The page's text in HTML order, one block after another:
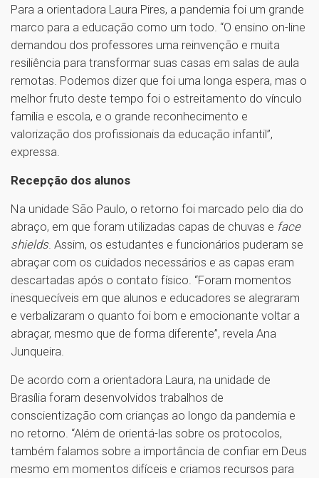
Para a orientadora Laura Pires, a pandemia foi um grande
marco para a educação como um todo. “O ensino on-line
demandou dos professores uma reinvenção e muita
resiliência para transformar suas casas em salas de aula
remotas. Podemos dizer que foi uma longa espera, mas o
melhor fruto deste tempo foi o estreitamento do vínculo
família e escola, e o grande reconhecimento e
valorização dos profissionais da educação infantil”,
expressa.
Recepção dos alunos
Na unidade São Paulo, o retorno foi marcado pelo dia do
abraço, em que foram utilizadas capas de chuvas e face
shields . Assim, os estudantes e funcionários puderam se
abraçar com os cuidados necessários e as capas eram
descartadas após o contato físico. “Foram momentos
inesquecíveis em que alunos e educadores se alegraram
e verbalizaram o quanto foi bom e emocionante voltar a
abraçar, mesmo que de forma diferente”, revela Ana
Junqueira.
De acordo com a orientadora Laura, na unidade de
Brasília foram desenvolvidos trabalhos de
conscientização com crianças ao longo da pandemia e
no retorno. “Além de orientá-las sobre os protocolos,
também falamos sobre a importância de confiar em Deus
mesmo em momentos difíceis e criamos recursos para